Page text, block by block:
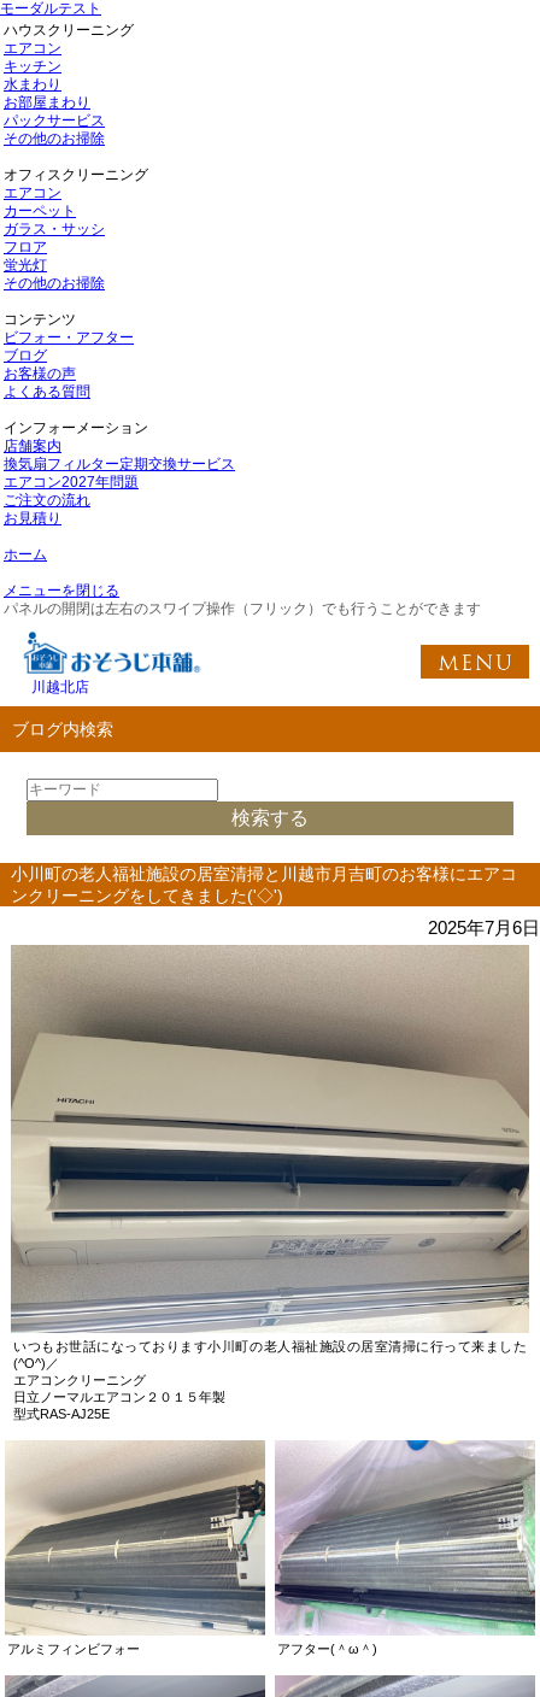
モーダルテスト
ハウスクリーニング
エアコン
キッチン
水まわり
お部屋まわり
パックサービス
その他のお掃除
オフィスクリーニング
エアコン
カーペット
ガラス・サッシ
フロア
蛍光灯
その他のお掃除
コンテンツ
ビフォー・アフター
ブログ
お客様の声
よくある質問
インフォーメーション
店舗案内
換気扇フィルター定期交換サービス
エアコン2027年問題
ご注文の流れ
お見積り
ホーム
メニューを閉じる
パネルの開閉は左右のスワイプ操作（フリック）でも行うことができます
川越北店
ブログ内検索
小川町の老人福祉施設の居室清掃と川越市月吉町のお客様にエアコ
ンクリーニングをしてきました('◇')ゞ
2025年7月6日
いつもお世話になっております小川町の老人福祉施設の居室清掃に行って来ました
(^O^)／
エアコンクリーニング
日立ノーマルエアコン２０１５年製
型式RAS-AJ25E
アルミフィンビフォー アフター(＾ω＾)